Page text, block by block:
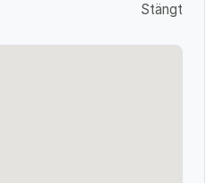
Stängt